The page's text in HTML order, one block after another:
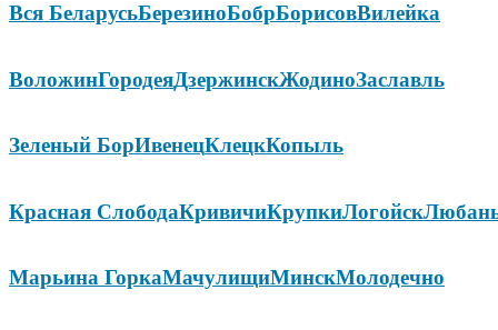
Вся БеларусьБерезиноБобрБорисовВилейка
ВоложинГородеяДзержинскЖодиноЗаславль
Зеленый БорИвенецКлецкКопыль
Красная СлободаКривичиКрупкиЛогойск
Марьина ГоркаМачулищиМинскМолодечно